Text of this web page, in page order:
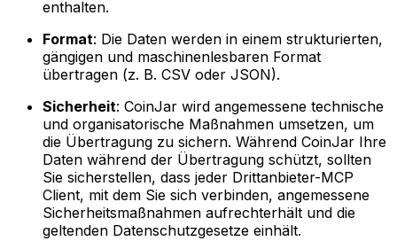
enthalten.
Format: Die Daten werden in einem strukturierten,
gängigen und maschinenlesbaren Format
übertragen (z. B. CSV oder JSON).
Sicherheit: CoinJar wird angemessene technische
und organisatorische Maßnahmen umsetzen, um
die Übertragung zu sichern. Während CoinJar Ihre
Daten während der Übertragung schützt, sollten
Sie sicherstellen, dass jeder Drittanbieter-MCP
Client, mit dem Sie sich verbinden, angemessene
Sicherheitsmaßnahmen aufrechterhält und die
geltenden Datenschutzgesetze einhält.